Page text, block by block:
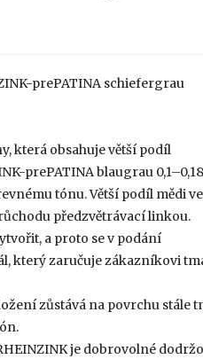
prePATINA schiefergrau
která obsahuje větší podíl
prePATINA blaugrau
tónu. Větší podíl mědi ve
předzvětrávací linkou.
a proto se v podání
který zaručuje zákazníkovi
zůstává na povrchu stále
je dobrovolné